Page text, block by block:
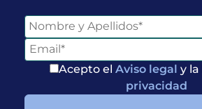
Acepto el Aviso legal y la
privacidad